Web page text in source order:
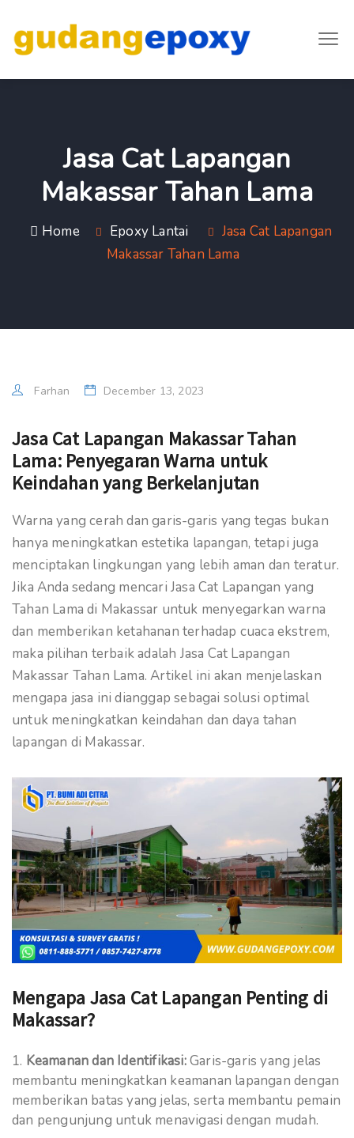
Jasa Cat Lapangan
Makassar Tahan Lama
Home Epoxy Lantai
Jasa Cat Lapangan
Makassar Tahan Lama
Farhan December 13, 2023
Jasa Cat Lapangan Makassar Tahan
Lama: Penyegaran Warna untuk
Keindahan yang Berkelanjutan
Warna yang cerah dan garis-garis yang tegas bukan
hanya meningkatkan estetika lapangan, tetapi juga
menciptakan lingkungan yang lebih aman dan teratur.
Jika Anda sedang mencari Jasa Cat Lapangan yang
Tahan Lama di Makassar untuk menyegarkan warna
dan memberikan ketahanan terhadap cuaca ekstrem,
maka pilihan terbaik adalah Jasa Cat Lapangan
Makassar Tahan Lama. Artikel ini akan menjelaskan
mengapa jasa ini dianggap sebagai solusi optimal
untuk meningkatkan keindahan dan daya tahan
lapangan di Makassar.
Mengapa Jasa Cat Lapangan Penting di
Makassar?
Keamanan dan Identifikasi:Garis-garis yang jelas
membantu meningkatkan keamanan lapangan dengan
memberikan batas yang jelas, serta membantu pemain
dan pengunjung untuk menavigasi dengan mudah.